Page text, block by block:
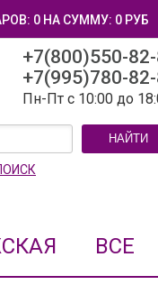
0 НА СУММУ: 0 РУБ
+7(800)550-
+7(995)780-
Пн-Пт с 10:00 до
НАЙТИ
ВСЕ